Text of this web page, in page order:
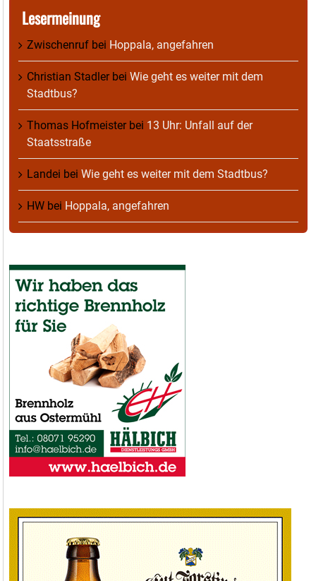
Lesermeinung
Zwischenruf bei Hoppala, angefahren
Christian Stadlerbei Wie geht es weiter mit dem
Stadtbus?
Thomas Hofmeisterbei 13 Uhr: Unfall auf der
Staatsstraße
Landei bei Wie geht es weiter mit dem Stadtbus?
HW bei Hoppala, angefahren